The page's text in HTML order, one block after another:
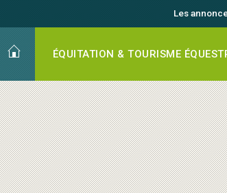
Les
ÉQUITATION & TOURISME